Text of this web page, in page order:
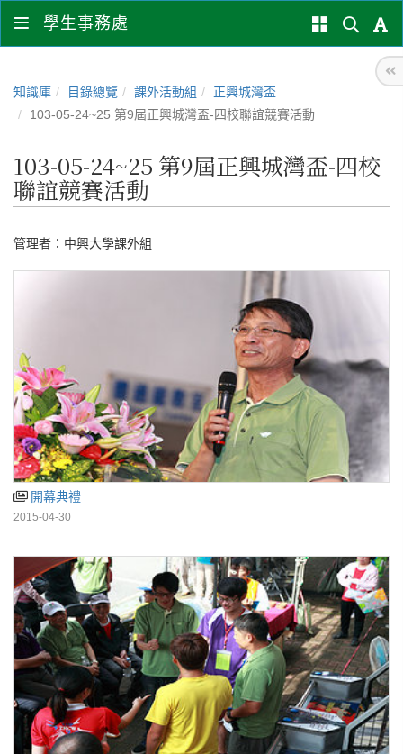
學生事務處
知識庫 目錄總覽 課外活動組
正興城灣盃
103-05-24~25 第9屆正興城灣盃-四校聯誼競賽活動
103-05-24~25 第9屆正興城灣盃-四校
聯誼競賽活動
管理者： 中興大學課外組
開幕典禮
2015-04-30